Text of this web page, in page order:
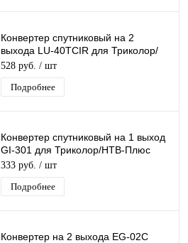
Конвертер спутниковый на 2
выхода LU-40TCIR для Триколор/
НТВ-Плюс круговой поляризации
Lumax
528 руб. / шт
Подробнее
Конвертер спутниковый на 1 выход
GI-301 для Триколор/НТВ-Плюс
круговой поляризации Galaxy
Innovation
333 руб. / шт
Подробнее
Конвертер на 2 выхода EG-02C